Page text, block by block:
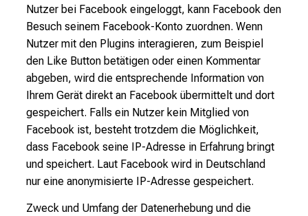
Nutzer bei Facebook eingeloggt, kann Facebook den
Besuch seinem Facebook-Konto zuordnen. Wenn
Nutzer mit den Plugins interagieren, zum Beispiel
den Like Button betätigen oder einen Kommentar
abgeben, wird die entsprechende Information von
Ihrem Gerät direkt an Facebook übermittelt und dort
gespeichert. Falls ein Nutzer kein Mitglied von
Facebook ist, besteht trotzdem die Möglichkeit,
dass Facebook seine IP-Adresse in Erfahrung bringt
und speichert. Laut Facebook wird in Deutschland
nur eine anonymisierte IP-Adresse gespeichert.
Zweck und Umfang der Datenerhebung und die